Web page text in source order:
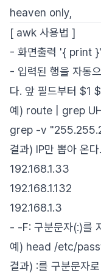
heaven only,
[ awk 사용법 ]
- 화면출력 '{ print }'
- 입력된 행을 자동
다. 앞 필드부터 $1
예) route | grep
grep -v
결과) IP만 뽑아 온다.
192.168.1.33
192.168.1.132
192.168.1.3
- -F: 구분문자(:)를
예) head /etc/
결과) :를 구분문자